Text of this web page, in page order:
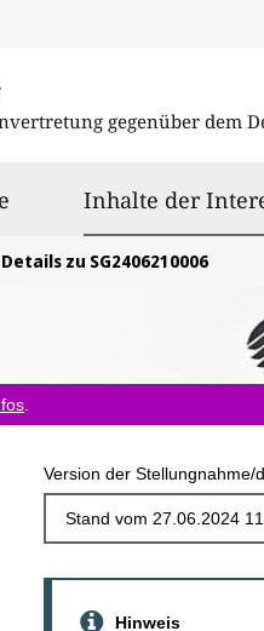
gegenüber dem
Inhalte der
Details zu SG2406210006
Version der Stellungnahme/
Hinweis